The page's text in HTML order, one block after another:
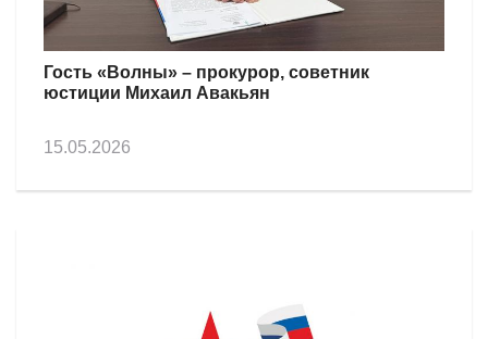
Гость «Волны» – прокурор, советник
юстиции Михаил Авакьян
15.05.2026